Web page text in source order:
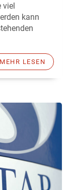
viel
kann
MEHR LESEN